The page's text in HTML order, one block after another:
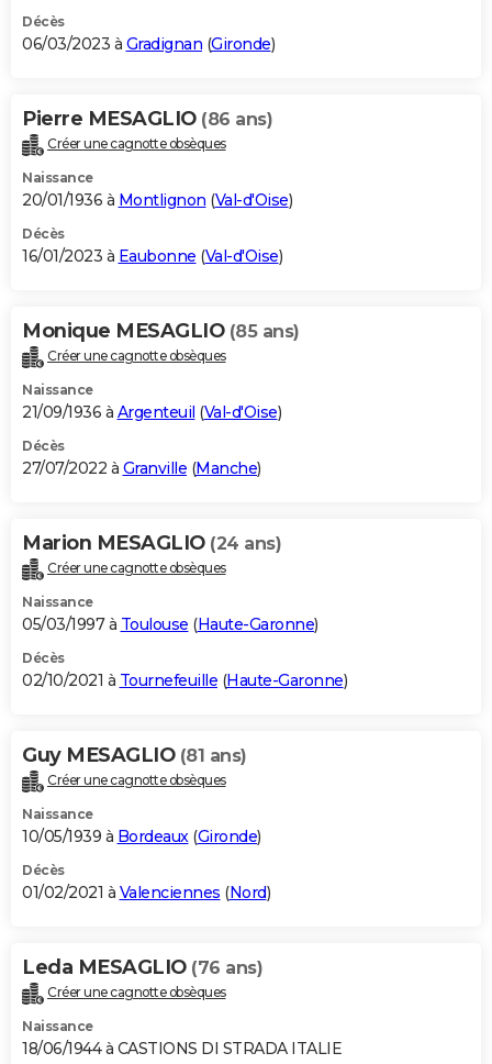
Décès
06/03/2023 à Gradignan (Gironde)
Pierre MESAGLIO (86 ans)
Créer une cagnotte obsèques
Naissance
20/01/1936 à Montlignon (Val-d'Oise)
Décès
16/01/2023 à Eaubonne (Val-d'Oise)
Monique MESAGLIO (85 ans)
Créer une cagnotte obsèques
Naissance
21/09/1936 à Argenteuil (Val-d'Oise)
Décès
27/07/2022 à Granville (Manche)
Marion MESAGLIO (24 ans)
Créer une cagnotte obsèques
Naissance
05/03/1997 à Toulouse (Haute-Garonne)
Décès
02/10/2021 à Tournefeuille (Haute-Garonne)
Guy MESAGLIO (81 ans)
Créer une cagnotte obsèques
Naissance
10/05/1939 à Bordeaux(Gironde)
Décès
01/02/2021 à Valenciennes (Nord)
Leda MESAGLIO (76 ans)
Créer une cagnotte obsèques
Naissance
18/06/1944 à CASTIONS DI STRADA ITALIE